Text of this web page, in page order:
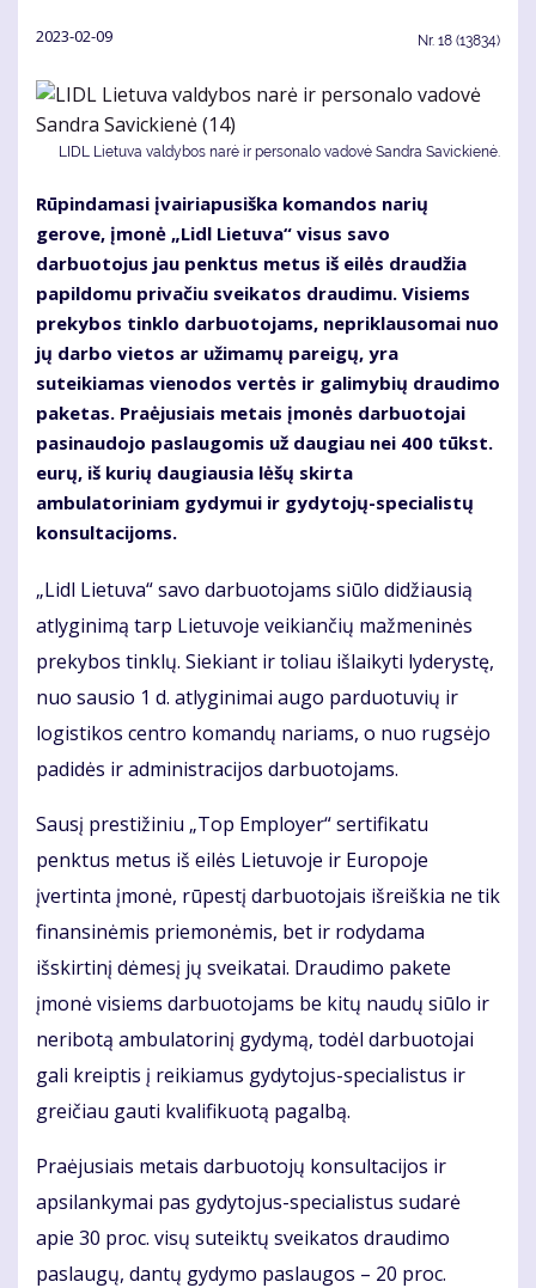
2023-02-09 Nr. 18 (13834)
LIDL Lietuva valdybos narė ir personalo vadovė Sandra Savickienė.
Rūpindamasi įvairiapusiška komandos narių
gerove, įmonė „Lidl Lietuva“ visus savo
darbuotojus jau penktus metus iš eilės draudžia
papildomu privačiu sveikatos draudimu. Visiems
prekybos tinklo darbuotojams, nepriklausomai nuo
jų darbo vietos ar užimamų pareigų, yra
suteikiamas vienodos vertės ir galimybių draudimo
paketas. Praėjusiais metais įmonės darbuotojai
pasinaudojo paslaugomis už daugiau nei 400 tūkst.
eurų, iš kurių daugiausia lėšų skirta
ambulatoriniam gydymui ir gydytojų-specialistų
konsultacijoms.
„Lidl Lietuva“ savo darbuotojams siūlo didžiausią
atlyginimą tarp Lietuvoje veikiančių mažmeninės
prekybos tinklų. Siekiant ir toliau išlaikyti lyderystę,
nuo sausio 1 d. atlyginimai augo parduotuvių ir
logistikos centro komandų nariams, o nuo rugsėjo
padidės ir administracijos darbuotojams.
Sausį prestižiniu „Top Employer“ sertifikatu
penktus metus iš eilės Lietuvoje ir Europoje
įvertinta įmonė, rūpestį darbuotojais išreiškia ne tik
finansinėmis priemonėmis, bet ir rodydama
išskirtinį dėmesį jų sveikatai. Draudimo pakete
įmonė visiems darbuotojams be kitų naudų siūlo ir
neribotą ambulatorinį gydymą, todėl darbuotojai
gali kreiptis į reikiamus gydytojus-specialistus ir
greičiau gauti kvalifikuotą pagalbą.
Praėjusiais metais darbuotojų konsultacijos ir
apsilankymai pas gydytojus-specialistus sudarė
apie 30 proc. visų suteiktų sveikatos draudimo
paslaugų, dantų gydymo paslaugos – 20 proc.